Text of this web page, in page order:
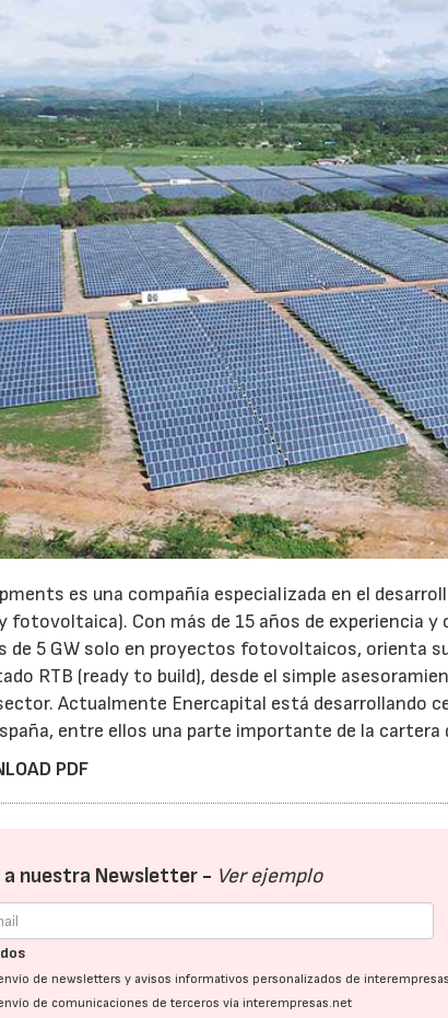
es una compañía especializada en el
fotovoltaica). Con más de 15 años de experiencia
de 5 GW solo en proyectos fotovoltaicos, orienta
RTB (ready to build), desde el simple
Actualmente Enercapital está desarrollando
entre ellos una parte importante de la cartera
PDF
a nuestra Newsletter - Ver ejemplo
de newsletters y avisos informativos personalizados de
de comunicaciones de terceros vía interempresas.net